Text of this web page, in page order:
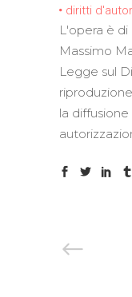
diritti
L'opera è
Massimo
Legge sul
la diffusione